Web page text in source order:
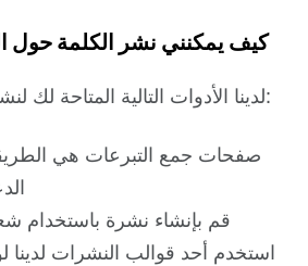
كيف يمكنني نشر الكلمة حول الحدث الخاص بي؟
لدينا الأدوات التالية المتاحة لك لنشر الكلمة حول حدثك:
صفحات جمع التبرعات هي
قم بإنشاء نشرة باستخدام
استخدم أحد قوالب النشرات لدينا